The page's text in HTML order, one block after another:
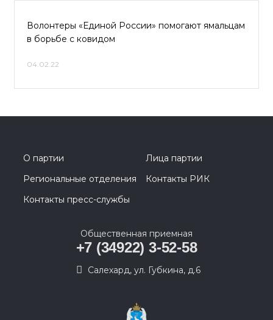
Волонтеры «Единой России» помогают ямальцам
в борьбе с ковидом
04.02.22
О партии
Лица партии
Региональные отделения
Контакты РИК
Контакты пресс-службы
Общественная приемная
+7 (34922) 3-52-58
Салехард, ул. Губкина, д.6